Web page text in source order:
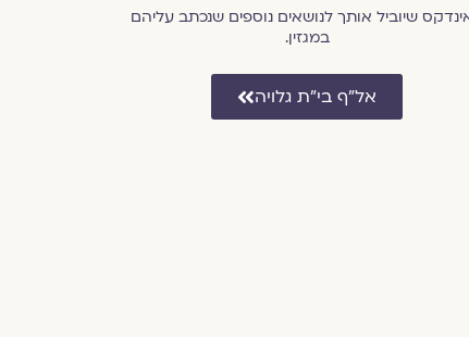
שיוביל אותך לנושאים נוספים שנכתב עליהם
במגזין.
אל״ף בי״ת גלויה